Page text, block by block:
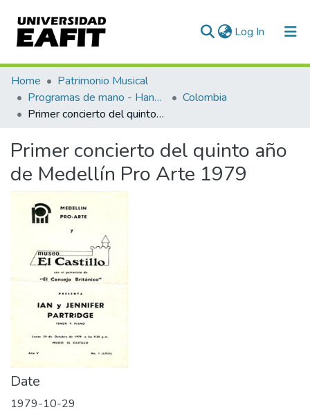
Log In (current)
Communities & Collections
All of DSpace
Home
Patrimonio Musical
Programas de mano - Hand programs
Colombia
Primer concierto del quinto año de Medellín Pro Arte 1979
Primer concierto del quinto año
de Medellín Pro Arte 1979
Date
1979-10-29